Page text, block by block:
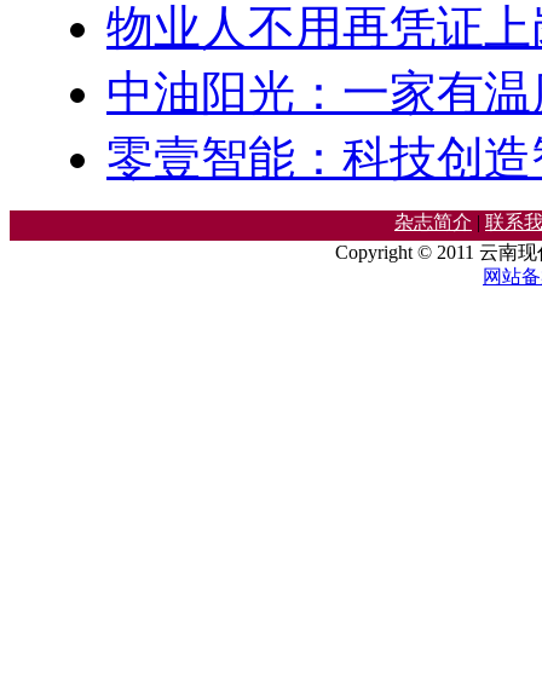
物业人不用再凭证
中油阳光：一家有
零壹智能：科技创
杂志简介 | 联系
Copyright © 2011 云南
网站